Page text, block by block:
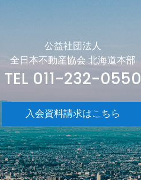
公益社団法人
全日本不動産協会 北海道本部
TEL 011-232-0550
入会資料請求はこちら